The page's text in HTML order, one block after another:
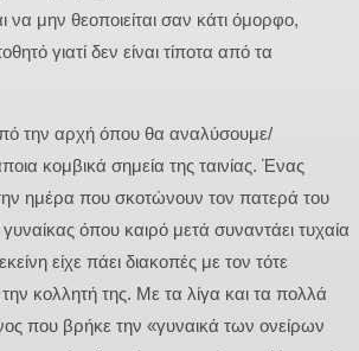
να μην θεοποιείται σαν κάτι όμορφο,
γιατί δεν είναι τίποτα από τα
την αρχή όπου θα αναλύσουμε/
κομβικά σημεία της ταινίας. Ένας
ημέρα που σκοτώνουν τον πατερά του
όπου καιρό μετά συναντάει τυχαία
είχε πάει διακοπές με τον τότε
κολλητή της. Με τα λίγα και τα πολλά
που βρήκε την «γυναικά των ονείρων